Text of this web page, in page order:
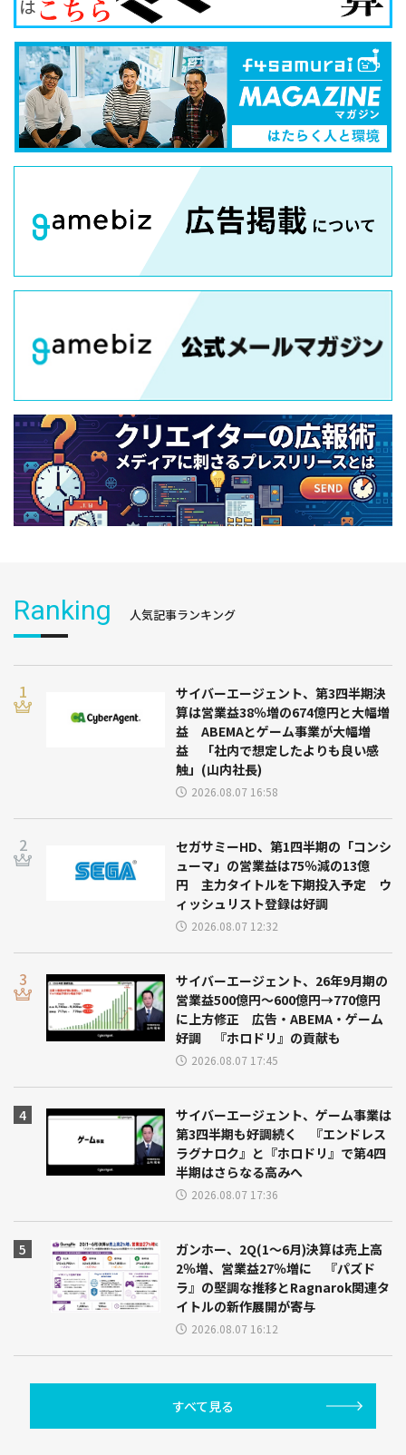
Ranking 人気記事ランキング
サイバーエージェント、第3四半期決
算は営業益38％増の674億円と大幅増
益 ABEMAとゲーム事業が大幅増
益 「社内で想定したよりも良い感
触」(山内社長)
2026.08.07 16:58
セガサミーHD、第1四半期の「コンシ
ューマ」の営業益は75％減の13億
円 主力タイトルを下期投入予定 ウ
ィッシュリスト登録は好調
2026.08.07 12:32
サイバーエージェント、26年9月期の
営業益500億円～600億円→770億円
に上方修正 広告・ABEMA・ゲーム
好調 『ホロドリ』の貢献も
2026.08.07 17:45
サイバーエージェント、ゲーム事業は
第3四半期も好調続く 『エンドレス
ラグナロク』と『ホロドリ』で第4四
半期はさらなる高みへ
2026.08.07 17:36
ガンホー、2Q(1～6月)決算は売上高
2％増、営業益27％増に 『パズド
ラ』の堅調な推移とRagnarok関連タ
イトルの新作展開が寄与
2026.08.07 16:12
すべて見る